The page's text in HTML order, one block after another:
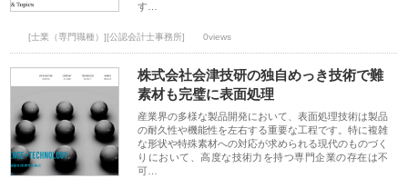
す…
[士業（専門職種）][公認会計士事務所] 0views
株式会社会津技研の独自めっき技術で難
素材も完璧に表面処理
産業界の多様な製品開発において、表面処理技術は製品
の耐久性や機能性を左右する重要な工程です。特に複雑
な形状や特殊素材への対応が求められる現代のものづく
りにおいて、高度な技術力を持つ専門企業の存在は不
可…